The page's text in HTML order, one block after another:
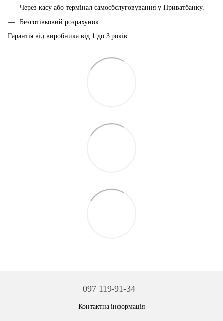
Через касу або термінал самообслуговування у Приватбанку.
Безготівковий розрахунок.
Гарантія від виробника від 1 до 3 років.
097 119-91-34
Контактна інформація